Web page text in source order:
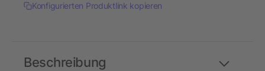
Konfigurierten Produktlink kopieren
Beschreibung